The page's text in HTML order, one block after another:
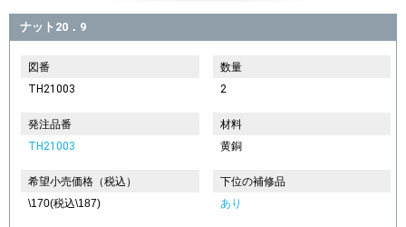
ナット20．9
図番
TH21003
数量
2
発注品番
TH21003
材料
黄銅
希望小売価格（税込）
\170(税込\187)
下位の補修品
あり